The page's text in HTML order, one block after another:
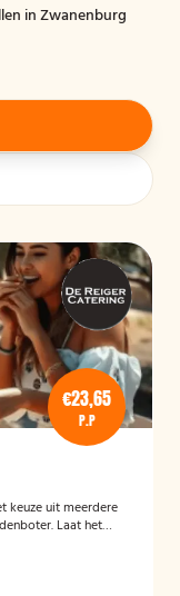
in Zwanenburg
€23,65
P.P
keuze uit meerdere
Laat het